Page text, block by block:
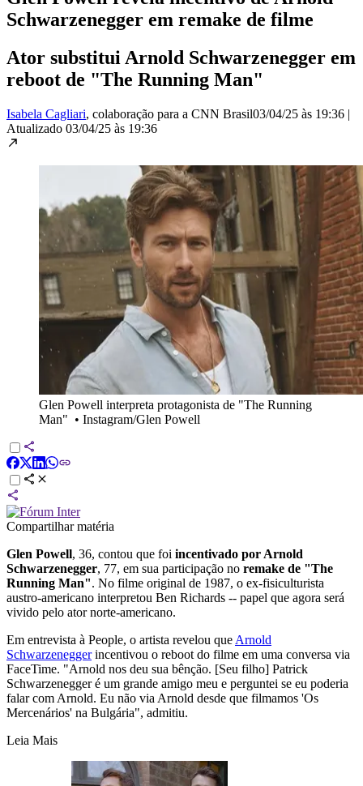
Schwarzenegger em remake de filme
Ator substitui Arnold Schwarzenegger em
reboot de "The Running Man"
Isabela Cagliari, colaboração para a CNN Brasil03/04/25 às 19:36 |
Atualizado 03/04/25 às 19:36
Glen Powell interpreta protagonista de "The Running
Man" • Instagram/Glen Powell
Compartilhar matéria
Glen Powell, 36, contou que foi incentivado por Arnold
Schwarzenegger, 77, em sua participação no remake de "The
Running Man". No filme original de 1987, o ex-fisiculturista
austro-americano interpretou Ben Richards -- papel que agora será
vivido pelo ator norte-americano.
Em entrevista à People, o artista revelou que Arnold
Schwarzeneggerincentivou o reboot do filme em uma conversa via
FaceTime. "Arnold nos deu sua bênção. [Seu filho] Patrick
Schwarzenegger é um grande amigo meu e perguntei se eu poderia
falar com Arnold. Eu não via Arnold desde que filmamos 'Os
Mercenários' na Bulgária", admitiu.
Leia Mais